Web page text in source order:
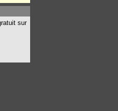
sur